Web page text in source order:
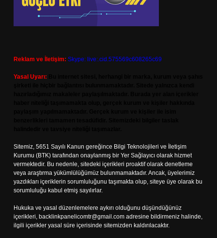
Reklam ve İletişim: Skype: live:.cid.575569c608265c69
Yasal Uyarı:
Sitemiz, 5651 Sayılı Kanun gereğince Bilgi Teknolojileri ve İletişim
Kurumu (BTK) tarafından onaylanmış bir Yer Sağlayıcı olarak hizmet
vermektedir. Bu nedenle, sitedeki içerikleri proaktif olarak denetleme
veya araştırma yükümlülüğümüz bulunmamaktadır. Ancak, üyelerimiz
yazdıkları içeriklerin sorumluluğunu taşımakta olup, siteye üye olarak bu
sorumluluğu kabul etmiş sayılırlar.
Hukuka ve yasal düzenlemelere aykırı olduğunu düşündüğünüz
içerikleri, backlinkpanelicomtr@gmail.com adresine bildirmeniz halinde,
ilgili içerikler yasal süre içerisinde sitemizden kaldırılacaktır.